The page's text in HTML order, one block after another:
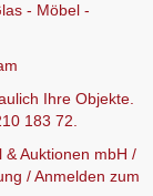
- Möbel -
Ihre Objekte.
183 72.
Auktionen mbH /
/Anmelden zum